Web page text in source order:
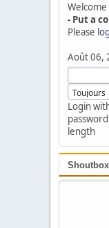
- Put a
Please
Août 06,
Login
length
Shoutbox